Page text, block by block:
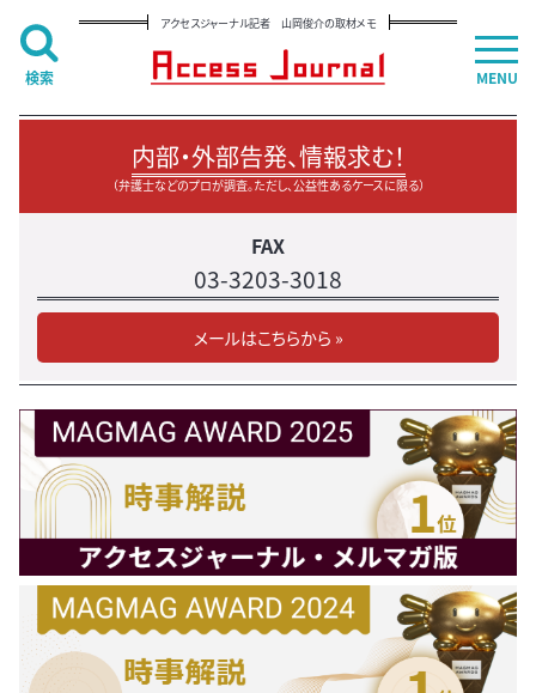
アクセスジャーナル記者 山岡俊介の取材メモ
内部・外部告発、情報求む！
（弁護士などのプロが調査。ただし、公益性あるケースに限る）
FAX
03-3203-3018
メールはこちらから »
MENU
検索